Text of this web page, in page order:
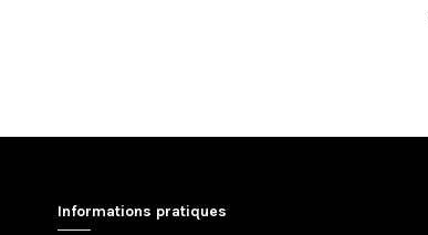
Informations pratiques